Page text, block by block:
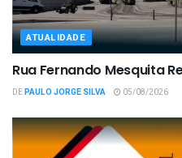
ATUALIDADE
Rua Fernando Mesquita
DEPAULO JORGE SILVA 05/08/2026